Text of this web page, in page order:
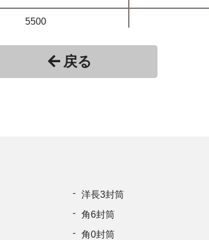
5500
6000
戻る
洋長3封筒
角6封筒
角0封筒